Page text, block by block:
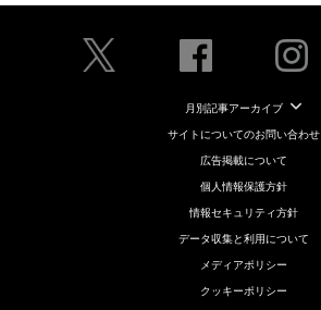
月別記事アーカイブ
サイトについてのお問い合わせ
広告掲載について
個人情報保護方針
情報セキュリティ方針
データ収集と利用について
メディアポリシー
クッキーポリシー